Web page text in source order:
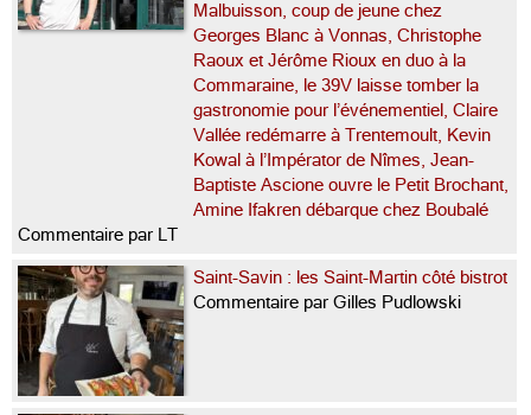
Malbuisson, coup de jeune chez
Georges Blanc à Vonnas, Christophe
Raoux et Jérôme Rioux en duo à la
Commaraine, le 39V laisse tomber la
gastronomie pour l’événementiel, Claire
Vallée redémarre à Trentemoult, Kevin
Kowal à l’Impérator de Nîmes, Jean-
Baptiste Ascione ouvre le Petit Brochant,
Amine Ifakren débarque chez Boubalé
Commentaire par LT
Saint-Savin : les Saint-Martin côté bistrot
Commentaire par Gilles Pudlowski